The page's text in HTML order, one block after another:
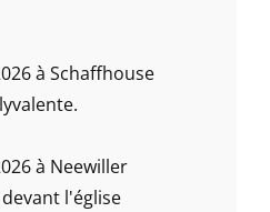
à Schaffhouse
à Neewiller
l'église